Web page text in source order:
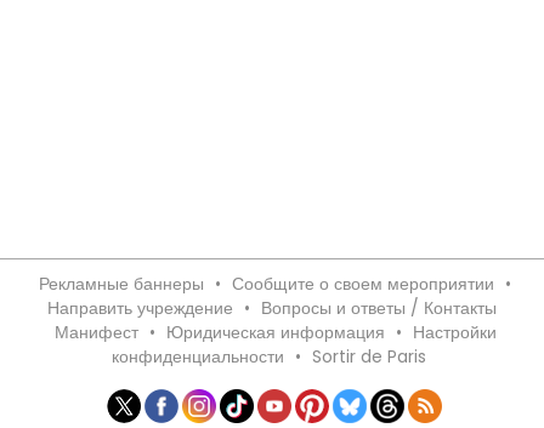
Рекламные баннеры • Сообщите о своем мероприятии •
Направить учреждение • Вопросы и ответы / Контакты
Манифест • Юридическая информация • Настройки
конфиденциальности • Sortir de Paris